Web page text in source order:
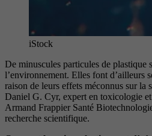
iStock
De minuscules particules de plastique
l’environnement. Elles font d’ailleurs
raison de leurs effets méconnus sur la
Daniel G. Cyr, expert en toxicologie
Armand Frappier Santé
recherche scientifique.